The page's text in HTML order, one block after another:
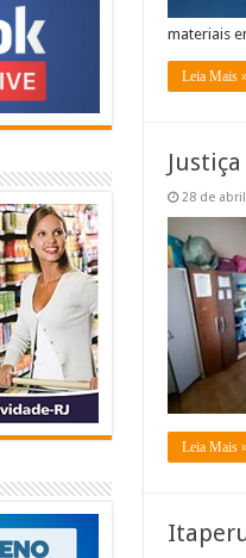
materiais
Leia Mais
28 de
Leia Mais